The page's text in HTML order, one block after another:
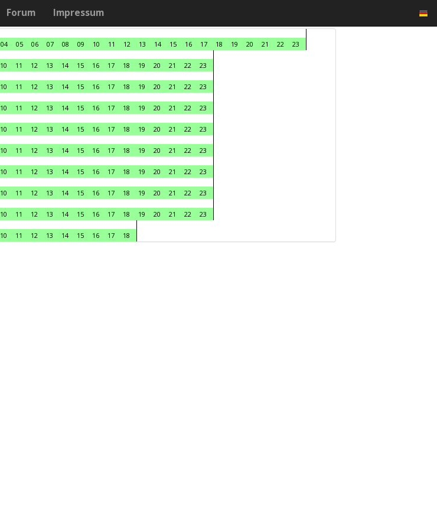
Forum Impressum
04 05 06 07 08 09 10 11 12 13 14 15 16 17 18 19 20 21 22
23
10 11 12 13 14 15 16 17 18 19 20 21 22
23
10 11 12 13 14 15 16 17 18 19 20 21 22
23
10 11 12 13 14 15 16 17 18 19 20 21 22
23
10 11 12 13 14 15 16 17 18 19 20 21 22
23
10 11 12 13 14 15 16 17 18 19 20 21 22
23
10 11 12 13 14 15 16 17 18 19 20 21 22
23
10 11 12 13 14 15 16 17 18 19 20 21 22
23
10 11 12 13 14 15 16 17 18 19 20 21 22
23
10 11 12 13 14 15 16 17 18